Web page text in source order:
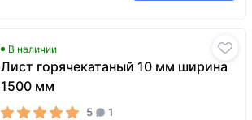
В наличии
Лист горячекатаный 10 мм ширина
1500 мм
5 1